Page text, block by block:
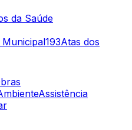
da Saúde
193Atas dos
Assistência